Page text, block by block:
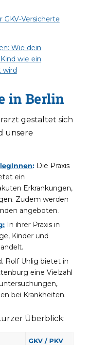
GKV-Versicherte
Wie dein
wie ein
wird
in Berlin
gestaltet sich
unsere
: Die Praxis
ein
Erkrankungen,
Zudem werden
angeboten.
In ihrer Praxis in
Kinder und
Rolf Uhlig bietet in
eine Vielzahl
bei Krankheiten.
Überblick:
GKV / PKV